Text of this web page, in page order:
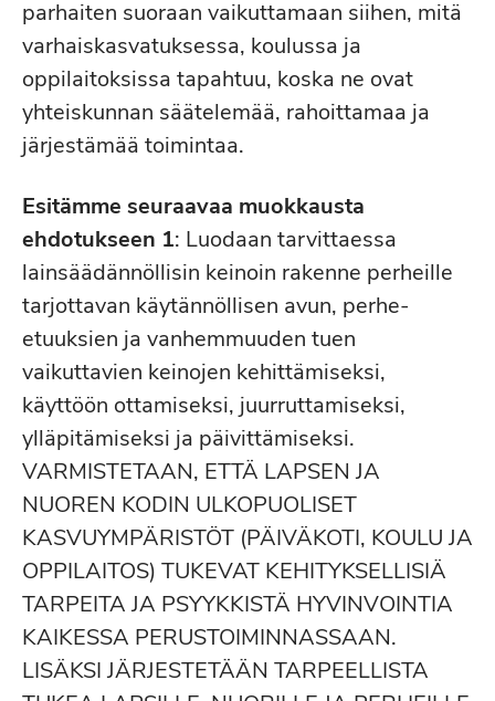
parhaiten suoraan vaikuttamaan siihen, mitä
varhaiskasvatuksessa, koulussa ja
oppilaitoksissa tapahtuu, koska ne ovat
yhteiskunnan säätelemää, rahoittamaa ja
järjestämää toimintaa.
Esitämme seuraavaa muokkausta
ehdotukseen 1: Luodaan tarvittaessa
lainsäädännöllisin keinoin rakenne perheille
tarjottavan käytännöllisen avun, perhe-
etuuksien ja vanhemmuuden tuen
vaikuttavien keinojen kehittämiseksi,
käyttöön ottamiseksi, juurruttamiseksi,
ylläpitämiseksi ja päivittämiseksi.
VARMISTETAAN, ETTÄ LAPSEN JA
NUOREN KODIN ULKOPUOLISET
KASVUYMPÄRISTÖT (PÄIVÄKOTI, KOULU JA
OPPILAITOS) TUKEVAT KEHITYKSELLISIÄ
TARPEITA JA PSYYKKISTÄ HYVINVOINTIA
KAIKESSA PERUSTOIMINNASSAAN.
LISÄKSI JÄRJESTETÄÄN TARPEELLISTA